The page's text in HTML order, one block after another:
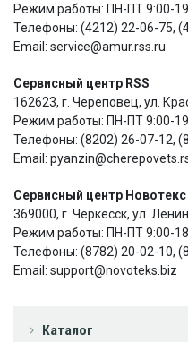
Каталог
Режим работы: ПН-ПТ 9:00-
Телефоны: (4212) 22-06-75,
Email: service@amur.rss.ru
Сервисный центр RSS
162623, г. Череповец, ул.
Режим работы: ПН-ПТ 9:00-
Телефоны: (8202) 26-07-12,
Email:
Сервисный центр Новотекс
369000, г. Черкесск, ул.
Режим работы: ПН-ПТ 9:00-
Телефоны: (8782) 20-02-10,
Email: support@novoteks.biz